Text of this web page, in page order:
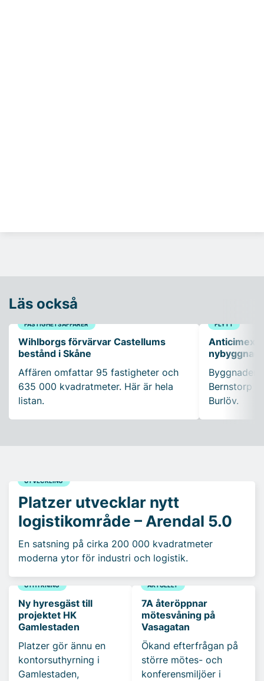
Läs också
FASTIGHETSAFFÄRER
Wihlborgs förvärvar Castellums
bestånd i Skåne
Affären omfattar 95 fastigheter och
635 000 kvadratmeter. Här är hela
listan.
FLYTT
Anticimex
Byggnaden
Bernstorp
Burlöv.
UTVECKLING
Platzer utvecklar nytt
logistikområde – Arendal 5.0
En satsning på cirka 200 000 kvadratmeter
moderna ytor för industri och logistik.
UTHYRNING
Ny hyresgäst till
projektet HK
Gamlestaden
Platzer gör ännu en
kontorsuthyrning i
Gamlestaden,
AKTUELLT
7A återöppnar
mötesvåning på
Vasagatan
Ökand efterfrågan på
större mötes- och
konferensmiljöer i